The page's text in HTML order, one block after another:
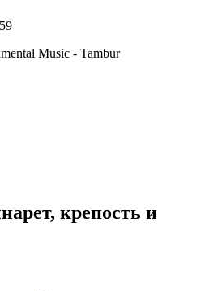
Music - Tambur
крепость и